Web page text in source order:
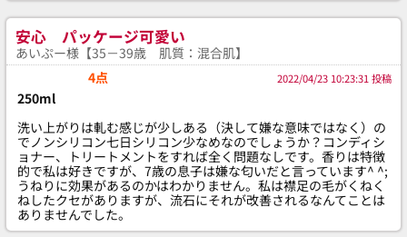
安心 パッケージ可愛い
あいぷー様【35－39歳 肌質：混合肌】
4点
2022/04/23 10:23:31 投稿
250ml
洗い上がりは軋む感じが少しある（決して嫌な意味ではなく）の
でノンシリコン七日シリコン少なめなのでしょうか？コンディシ
ョナー、トリートメントをすれば全く問題なしです。香りは特徴
的で私は好きですが、7歳の息子は嫌な匂いだと言っています^ ^;
うねりに効果があるのかはわかりません。私は襟足の毛がくねく
ねしたクセがありますが、流石にそれが改善されるなんてことは
ありませんでした。